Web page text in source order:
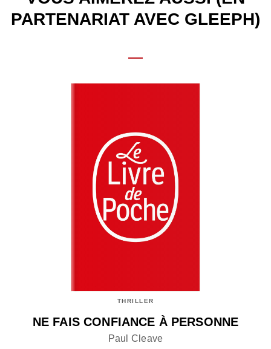
PARTENARIAT AVEC GLEEPH)
THRILLER
NE FAIS CONFIANCE À PERSONNE
Paul Cleave